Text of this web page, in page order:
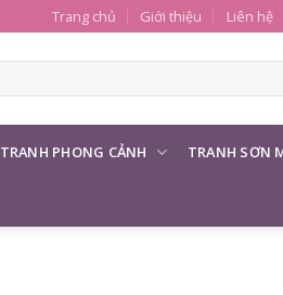
Trang chủ Giới thiệu Liên hệ
TRANH PHONG CẢNH TRANH SƠN